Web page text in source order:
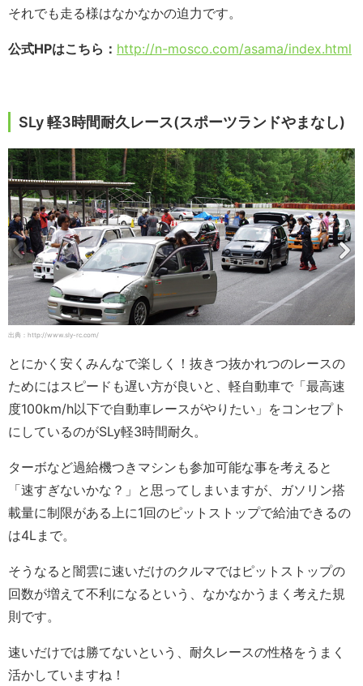
それでも走る様はなかなかの迫力です。
公式HPはこちら： http://n-mosco.com/asama/index.html
SLy 軽3時間耐久レース(スポーツランドやまなし)
出典：http://www.sly-rc.com/
とにかく安くみんなで楽しく！抜きつ抜かれつのレースの
ためにはスピードも遅い方が良いと、軽自動車で「最高速
度100km/h以下で自動車レースがやりたい」をコンセプト
にしているのがSLy軽3時間耐久。
ターボなど過給機つきマシンも参加可能な事を考えると
「速すぎないかな？」と思ってしまいますが、ガソリン搭
載量に制限がある上に1回のピットストップで給油できるの
は4Lまで。
そうなると闇雲に速いだけのクルマではピットストップの
回数が増えて不利になるという、なかなかうまく考えた規
則です。
速いだけでは勝てないという、耐久レースの性格をうまく
活かしていますね！